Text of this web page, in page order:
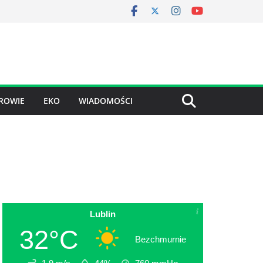
EKO WIADOMOŚCI
Lublin
32°C Bezchmurnie